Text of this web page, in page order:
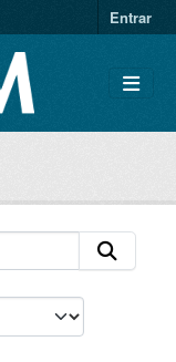
Entrar